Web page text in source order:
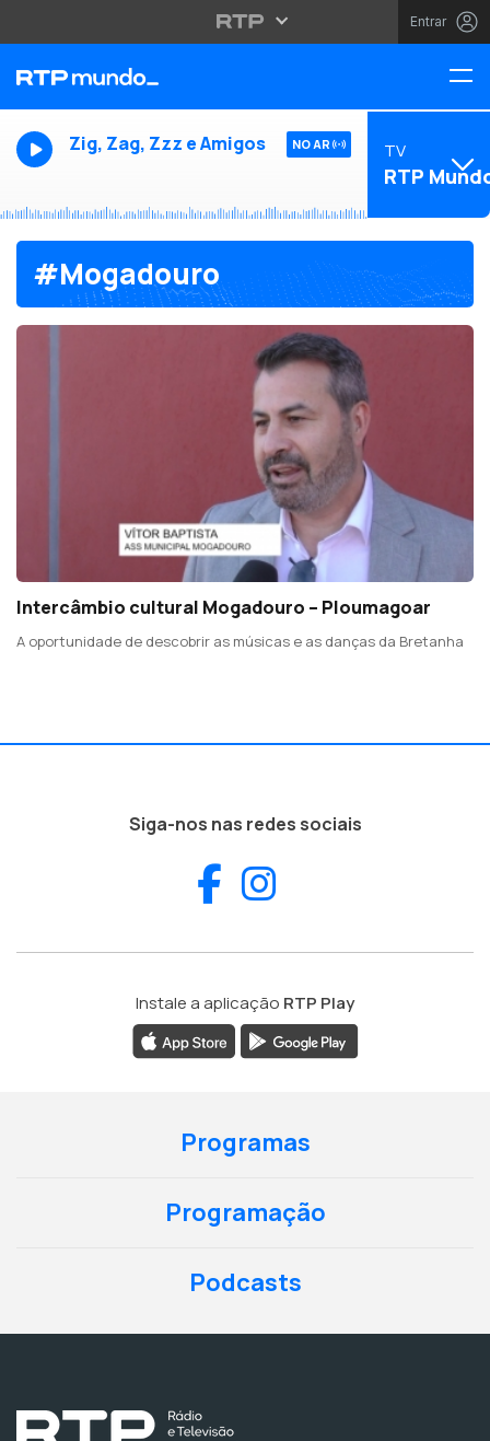
Entrar
Zig, Zag, Zzz e Amigos NO AR TV
RTP
#Mogadouro
Intercâmbio cultural Mogadouro – Ploumagoar
A oportunidade de descobrir as músicas e as danças da Bretanha
Siga-nos nas redes sociais
Facebook
Instale a aplicação RTP Play
Programas
Programação
Podcasts